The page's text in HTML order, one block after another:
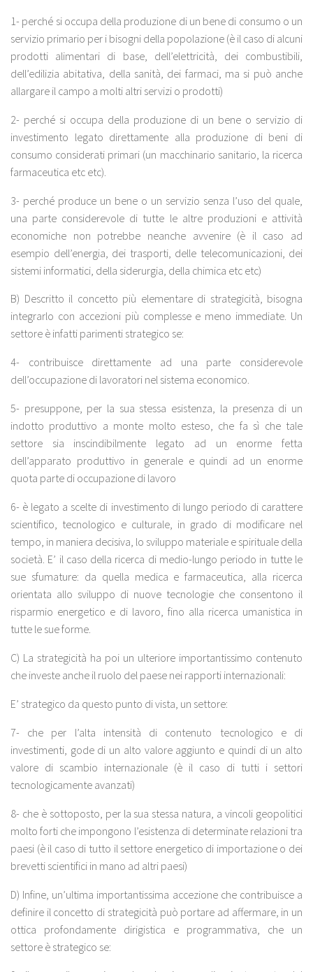
1- perché si occupa della produzione di un bene di consumo o un
servizio primario per i bisogni della popolazione (è il caso di alcuni
prodotti alimentari di base, dell’elettricità, dei combustibili,
dell’edilizia abitativa, della sanità, dei farmaci, ma si può anche
allargare il campo a molti altri servizi o prodotti)
2- perché si occupa della produzione di un bene o servizio di
investimento legato direttamente alla produzione di beni di
consumo considerati primari (un macchinario sanitario, la ricerca
farmaceutica etc etc).
3- perché produce un bene o un servizio senza l’uso del quale,
una parte considerevole di tutte le altre produzioni e attività
economiche non potrebbe neanche avvenire (è il caso ad
esempio dell’energia, dei trasporti, delle telecomunicazioni, dei
sistemi informatici, della siderurgia, della chimica etc etc)
B) Descritto il concetto più elementare di strategicità, bisogna
integrarlo con accezioni più complesse e meno immediate. Un
settore è infatti parimenti strategico se:
4- contribuisce direttamente ad una parte considerevole
dell’occupazione di lavoratori nel sistema economico.
5- presuppone, per la sua stessa esistenza, la presenza di un
indotto produttivo a monte molto esteso, che fa sì che tale
settore sia inscindibilmente legato ad un enorme fetta
dell’apparato produttivo in generale e quindi ad un enorme
quota parte di occupazione di lavoro
6- è legato a scelte di investimento di lungo periodo di carattere
scientifico, tecnologico e culturale, in grado di modificare nel
tempo, in maniera decisiva, lo sviluppo materiale e spirituale della
società. E’ il caso della ricerca di medio-lungo periodo in tutte le
sue sfumature: da quella medica e farmaceutica, alla ricerca
orientata allo sviluppo di nuove tecnologie che consentono il
risparmio energetico e di lavoro, fino alla ricerca umanistica in
tutte le sue forme.
C) La strategicità ha poi un ulteriore importantissimo contenuto
che investe anche il ruolo del paese nei rapporti internazionali:
E’ strategico da questo punto di vista, un settore:
7- che per l’alta intensità di contenuto tecnologico e di
investimenti, gode di un alto valore aggiunto e quindi di un alto
valore di scambio internazionale (è il caso di tutti i settori
tecnologicamente avanzati)
8- che è sottoposto, per la sua stessa natura, a vincoli geopolitici
molto forti che impongono l’esistenza di determinate relazioni tra
paesi (è il caso di tutto il settore energetico di importazione o dei
brevetti scientifici in mano ad altri paesi)
D) Infine, un’ultima importantissima accezione che contribuisce a
definire il concetto di strategicità può portare ad affermare, in un
ottica profondamente dirigistica e programmativa, che un
settore è strategico se: